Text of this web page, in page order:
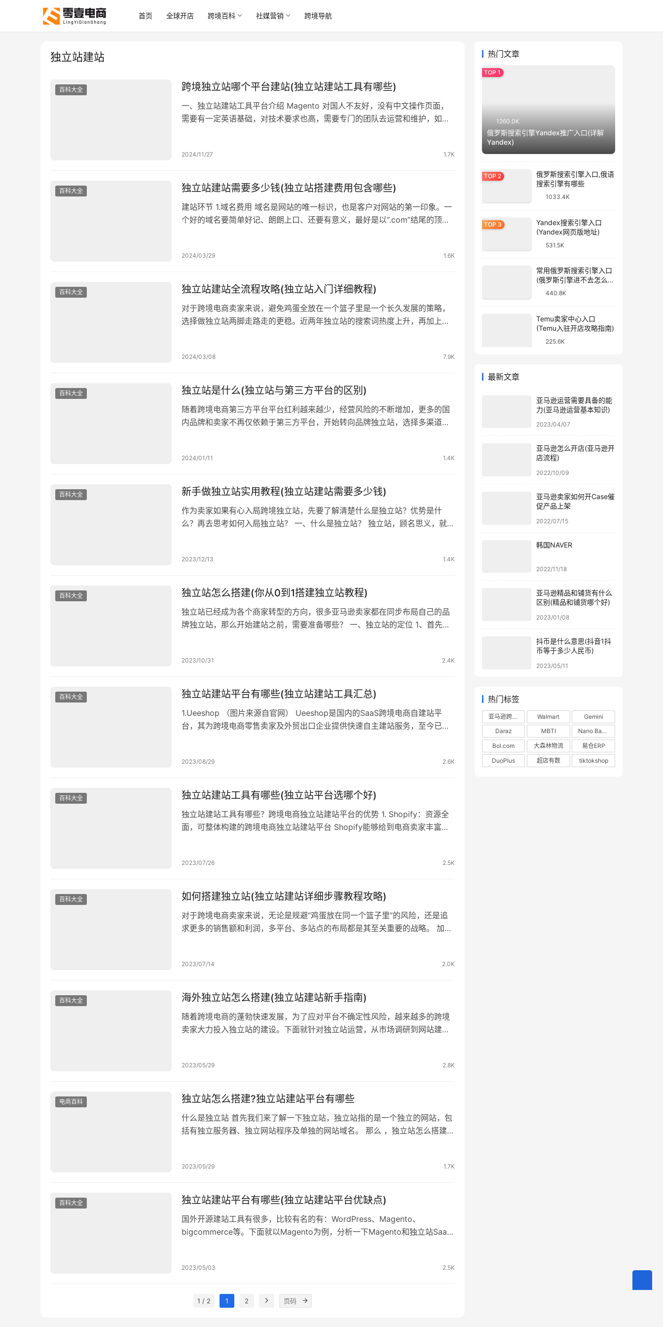
首页 全球开店 跨境百科 社媒营销 跨境导航
独立站建站
百科大全 跨境独立站哪个平台建站(独立站建站工具有哪些)
一、独立站建站工具平台介绍 Magento 对国人不友好，没有中文操作页面，
需要有一定英语基础，对技术要求也高，需要专门的团队去运营和维护，如果
荐的。 WordPress+ WooCommerce 这个就搭建平台…
2024/11/27 1.7K
百科大全 独立站建站需要多少钱(独立站搭建费用包含哪些)
建站环节 1.域名费用 域名是网站的唯一标识，也是客户对网站的第一印象。一
个好的域名要简单好记、朗朗上口、还要有意义，最好是以“.com”结尾的顶级
等。不同的平台有不同的功能和优势，也有不同的收费标准。 比…
2024/03/29 1.6K
百科大全 独立站建站全流程攻略(独立站入门详细教程)
对于跨境电商卖家来说，避免鸡蛋全放在一个篮子里是一个长久发展的策略，
选择做独立站两脚走路走的更稳。近两年独立站的搜索词热度上升，再加上
独立站就是一个具有独立域名的网站，独立站卖家可以在这个网站上传…
2024/03/08 7.9K
百科大全 独立站是什么(独立站与第三方平台的区别)
随着跨境电商第三方平台平台红利越来越少，经营风险的不断增加，更多的国
内品牌和卖家不再仅依赖于第三方平台，开始转向品牌独立站，选择多渠道同
平台上捞到第一桶金早已不是那么容易，更不要说建立品牌了。 另一方面是卖
2024/01/11 1.4K
百科大全 新手做独立站实用教程(独立站建站需要多少钱)
作为卖家如果有心入局跨境独立站，先要了解清楚什么是独立站？优势是什
么？再去思考如何入局独立站？ 一、什么是独立站？ 独立站，顾名思义，就是
实现数据独立，摆脱平台限制 第三方平台一些核心的用户数据是不会对卖家开
2023/12/13 1.4K
百科大全 独立站怎么搭建(你从0到1搭建独立站教程)
独立站已经成为各个商家转型的方向，很多亚马逊卖家都在同步布局自己的品
牌独立站，那么开始建站之前，需要准备哪些？ 一、独立站的定位 1、首先要
模式还是做精品独立站，需要对自己的打法有清晰的思路。 铺货卖家，最好是
2023/10/31 2.4K
百科大全 独立站建站平台有哪些(独立站建站工具汇总)
1.Ueeshop （图片来源自官网） Ueeshop是国内的SaaS跨境电商自建站平
台，其为跨境电商零售卖家及外贸出口企业提供快速自主建站服务，至今已有
合作伙伴，包括市场主流的营销平台、支付企业、ERP系统…
2023/08/29 2.6K
百科大全 独立站建站工具有哪些(独立站平台选哪个好)
独立站建站工具有哪些？跨境电商独立站建站平台的优势 1. Shopify：资源全
面，可整体构建的跨境电商独立站建站平台 Shopify能够给到电商卖家丰富的
和客户群，并提供全面的跟踪工具。每月29美元起。 2. Go…
2023/07/26 2.5K
百科大全 如何搭建独立站(独立站建站详细步骤教程攻略)
对于跨境电商卖家来说，无论是规避“鸡蛋放在同一个篮子里”的风险，还是追
求更多的销售额和利润，多平台、多站点的布局都是其至关重要的战略。 加之
立站。那么独立站建站的详细步骤是什么？ 一、独立站品牌 1、独立站 先跟大
2023/07/14 2.0K
百科大全 海外独立站怎么搭建(独立站建站新手指南)
随着跨境电商的蓬勃快速发展，为了应对平台不确定性风险，越来越多的跨境
卖家大力投入独立站的建设。下面就针对独立站运营，从市场调研到网站建设
会阻止客户选择你的产品。但注意，不要选择完全空白的项目，有一点竞争是
2023/05/29 2.8K
电商百科 独立站怎么搭建?独立站建站平台有哪些
什么是独立站 首先我们来了解一下独立站，独立站指的是一个独立的网站，包
括有独立服务器、独立网站程序及单独的网站域名。 那么 ，独立站怎么搭建？
级域名 5.发音简单 二、独立站建站平台有哪些 建站工…
2023/05/29 1.7K
百科大全 独立站建站平台有哪些(独立站建站平台优缺点)
国外开源建站工具有很多，比较有名的有：WordPress、Magento、
bigcommerce等。下面就以Magento为例，分析一下Magento和独立站SaaS
个主题，就可以开始装修店铺啦！ Magento：…
2023/05/03 2.5K
1 / 2 1 2
热门文章
1260.0K
俄罗斯搜索引擎Yandex推广入口(详解
Yandex)
俄罗斯搜索引擎入口,俄语
搜索引擎有哪些
1033.4K
Yandex搜索引擎入口
(Yandex网页版地址)
531.5K
常用俄罗斯搜索引擎入口
(俄罗斯引擎进不去怎么
440.8K
Temu卖家中心入口
(Temu入驻开店攻略指南)
225.6K
最新文章
亚马逊运营需要具备的能
力(亚马逊运营基本知识)
2023/04/07
亚马逊怎么开店(亚马逊开
店流程)
2022/10/09
亚马逊卖家如何开Case催
促产品上架
2022/07/15
韩国NAVER
2022/11/18
亚马逊精品和铺货有什么
区别(精品和铺货哪个好)
2023/01/08
抖币是什么意思(抖音1抖
币等于多少人民币)
2023/05/11
热门标签
亚马逊跨境电商 Walmart
Gemini
Daraz
MBTI
Nano Banana
Bol.com
大森林物流
易仓ERP
DuoPlus
超店有数 tiktokshop